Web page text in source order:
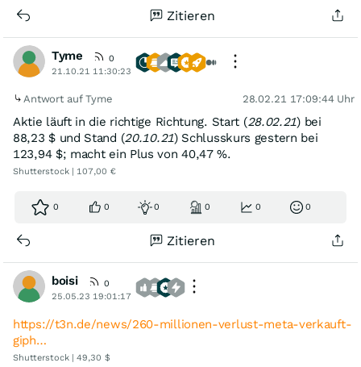
Zitieren
Tyme
0
21.10.21 11:30:23
Antwort auf Tyme 28.02.21 17:09:44 Uhr
Aktie läuft in die richtige Richtung. Start (28.02.21) bei
88,23 $ und Stand (20.10.21) Schlusskurs gestern bei
123,94 $; macht ein Plus von 40,47 %.
Shutterstock | 107,00 €
0 0 0 0 0 0
Zitieren
boisi
0
25.05.23 19:01:17
https://t3n.de/news/260-millionen-verlust-meta-verkauft-
giph…
Shutterstock | 49,30 $